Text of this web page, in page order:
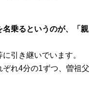
名乗るというのが、「
引き継いでいます。
れ4分の1ずつ、曽祖